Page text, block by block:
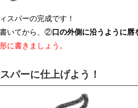
スパーの完成です！
いてから、②口の外側に沿うように唇
に書きましょう。
パーに仕上げよう！